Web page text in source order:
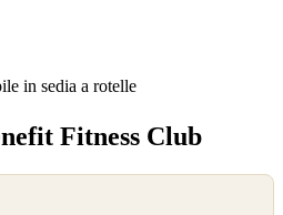
in sedia a rotelle
Fitness Club